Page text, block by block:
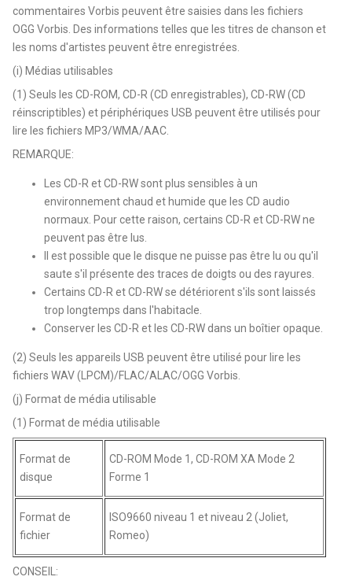
commentaires Vorbis peuvent être saisies dans les fichiers
OGG Vorbis. Des informations telles que les titres de chanson et
les noms d'artistes peuvent être enregistrées.
(i) Médias utilisables
(1) Seuls les CD-ROM, CD-R (CD enregistrables), CD-RW (CD
réinscriptibles) et périphériques USB peuvent être utilisés pour
lire les fichiers MP3/WMA/AAC.
REMARQUE:
Les CD-R et CD-RW sont plus sensibles à un
environnement chaud et humide que les CD audio
normaux. Pour cette raison, certains CD-R et CD-RW ne
peuvent pas être lus.
Il est possible que le disque ne puisse pas être lu ou qu'il
saute s'il présente des traces de doigts ou des rayures.
Certains CD-R et CD-RW se détériorent s'ils sont laissés
trop longtemps dans l'habitacle.
Conserver les CD-R et les CD-RW dans un boîtier opaque.
(2) Seuls les appareils USB peuvent être utilisé pour lire les
fichiers WAV (LPCM)/FLAC/ALAC/OGG Vorbis.
(j) Format de média utilisable
(1) Format de média utilisable
Format de
disque
CD-ROM Mode 1, CD-ROM XA Mode 2
Forme 1
Format de
fichier
ISO9660 niveau 1 et niveau 2 (Joliet,
Romeo)
CONSEIL: